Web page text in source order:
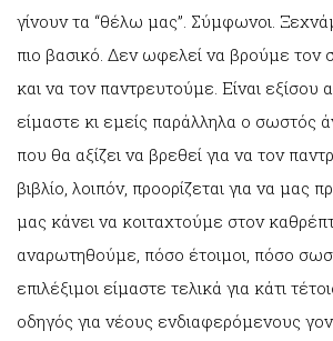
γίνουν τα “θέλω μας”. Σύμφωνοι.
πιο βασικό. Δεν ωφελεί να βρούμε
και να τον παντρευτούμε. Είναι εξίσου
είμαστε κι εμείς παράλληλα ο σωστός
που θα αξίζει να βρεθεί για να τον
βιβλίο, λοιπόν, προορίζεται για να μας
μας κάνει να κοιταχτούμε στον
αναρωτηθούμε, πόσο έτοιμοι, πόσο
επιλέξιμοι είμαστε τελικά για κάτι
οδηγός για νέους ενδιαφερόμενους